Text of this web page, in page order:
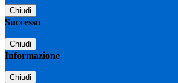
Chiudi
Successo
Chiudi
Informazione
Chiudi